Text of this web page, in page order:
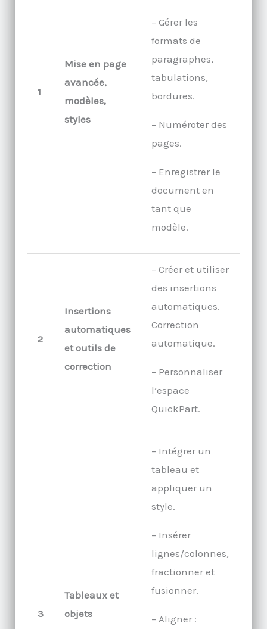
1
Mise en page
avancée,
modèles,
styles
– Gérer les
formats de
paragraphes,
tabulations,
bordures.
– Numéroter des
pages.
– Enregistrer le
document en
tant que
modèle.
2
Insertions
automatiques
et outils de
correction
– Créer et utiliser
des insertions
automatiques.
Correction
automatique.
– Personnaliser
l’espace
QuickPart.
3
Tableaux et
objets
– Intégrer un
tableau et
appliquer un
style.
– Insérer
lignes/colonnes,
fractionner et
fusionner.
– Aligner :